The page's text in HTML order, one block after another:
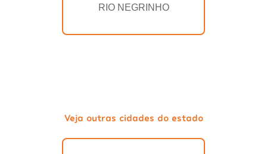
RIO NEGRINHO
Veja outras cidades do estado